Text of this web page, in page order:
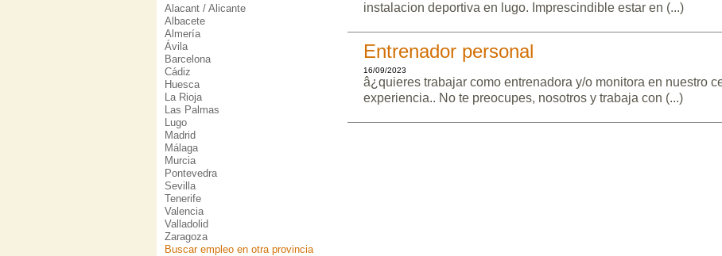
instalacion deportiva en lugo. Imprescindible estar en (...)
Entrenador personal
16/09/2023
â¿quieres trabajar como entrenadora y/o monitora en nuestro
experiencia.. No te preocupes, nosotros y trabaja con (...)
Alacant / Alicante
Albacete
Almería
Ávila
Barcelona
Cádiz
Huesca
La Rioja
Las Palmas
Lugo
Madrid
Málaga
Murcia
Pontevedra
Sevilla
Tenerife
Valencia
Valladolid
Zaragoza
Buscar empleo en otra provincia